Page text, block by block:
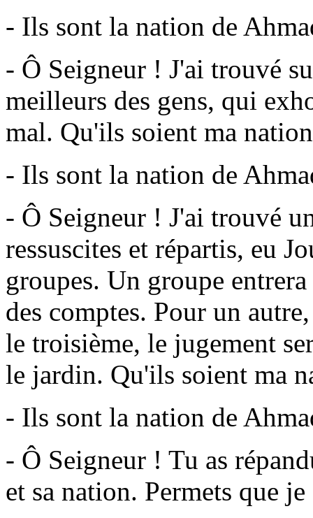
- Ils sont la nation de
- Ô Seigneur ! J'ai trouvé
meilleurs des gens, qui
mal. Qu'ils soient ma
- Ils sont la nation de
- Ô Seigneur ! J'ai trouvé
ressuscites et répartis, eu
groupes. Un groupe
des comptes. Pour un
le troisième, le jugement
le jardin. Qu'ils soient ma
- Ils sont la nation de
- Ô Seigneur ! Tu as
et sa nation. Permets que